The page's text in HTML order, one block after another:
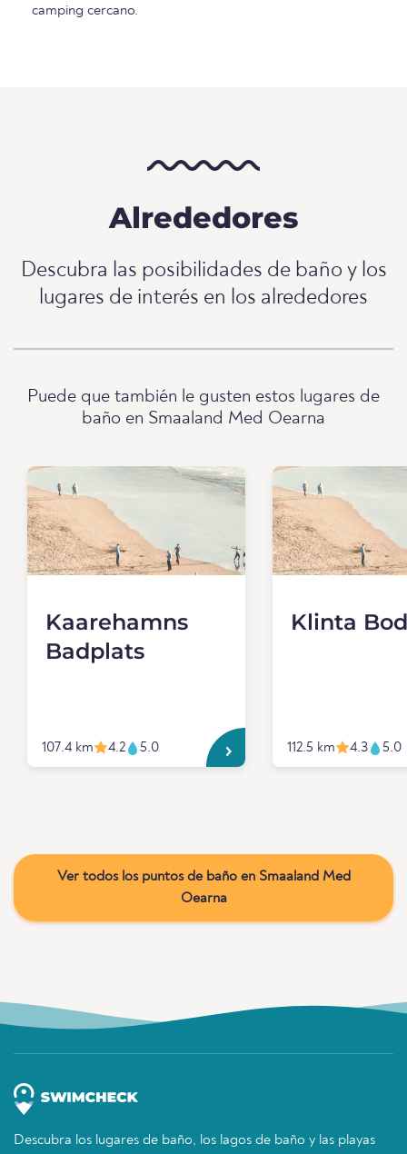
camping cercano.
Alrededores
Descubra las posibilidades de baño y los
lugares de interés en los alrededores
Puede que también le gusten estos lugares de
baño en Smaaland Med Oearna
Kaarehamns
Badplats
107.4 km 4.2 5.0
Klinta
112.5 km 4.3 5.0
Ver todos los puntos de baño en Smaaland Med
Oearna
Descubra los lugares de baño, los lagos de baño y las playas